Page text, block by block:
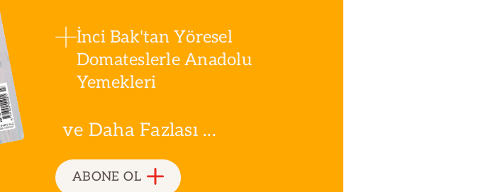
İnci Bak'tan Yöresel
Domateslerle Anadolu
Yemekleri
ve Daha Fazlası ...
ABONE OL